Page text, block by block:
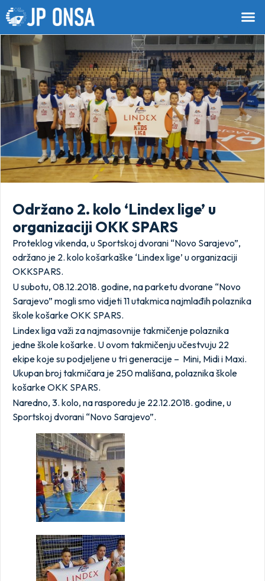
Održano 2. kolo ‘Lindex lige’ u
organizaciji OKK SPARS
Proteklog vikenda, u Sportskoj dvorani “Novo Sarajevo”,
održano je 2. kolo košarkaške ‘Lindex lige’ u organizaciji
OKKSPARS.
U subotu, 08.12.2018. godine, na parketu dvorane “Novo
Sarajevo” mogli smo vidjeti 11 utakmica najmlađih polaznika
škole košarke OKK SPARS.
Lindex liga važi za najmasovnije takmičenje polaznika
jedne škole košarke. U ovom takmičenju učestvuju 22
ekipe koje su podjeljene u tri generacije – Mini, Midi i Maxi.
Ukupan broj takmičara je 250 mališana, polaznika škole
košarke OKK SPARS.
Naredno, 3. kolo, na rasporedu je 22.12.2018. godine, u
Sportskoj dvorani “Novo Sarajevo”.